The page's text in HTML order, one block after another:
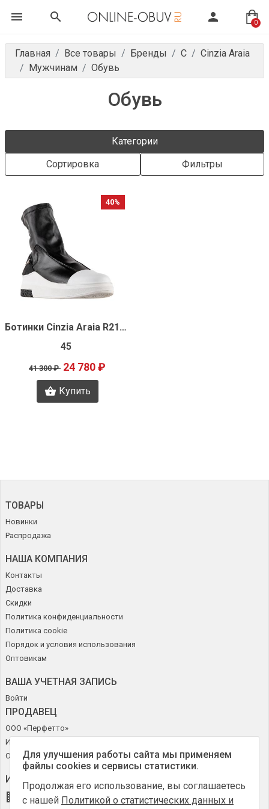
0
Главная Все товары Бренды C
Cinzia Araia
Мужчинам
Обувь
Обувь
Категории
Сортировка
Фильтры
40%
Быстрый просмотрБотинки Cinzia Araia R2188
45
41 300 ₽ 24 780 ₽
Купить
ТОВАРЫ
Новинки
Распродажа
НАША КОМПАНИЯ
Контакты
Доставка
Скидки
Политика конфиденциальности
Политика cookie
Порядок и условия использования
Оптовикам
ВАША УЧЕТНАЯ ЗАПИСЬ
Войти
ПРОДАВЕЦ
ООО «Перфетто»
ИНН 50272644715
ОГРН 1185027010630
ИНФОРМАЦИЯ О МАГАЗИНЕ
Online-Obuv.ru
Для улучшения работы сайта мы применяем
файлы cookies и сервисы статистики.
Продолжая его использование, вы соглашаетесь
с нашей Политикой о статистических данных и